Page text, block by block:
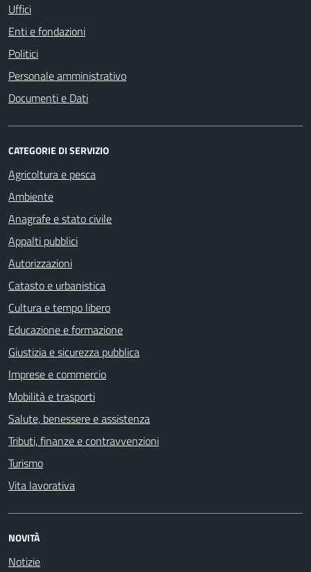
Uffici
Enti e fondazioni
Politici
Personale amministrativo
Documenti e Dati
CATEGORIE DI SERVIZIO
Agricoltura e pesca
Ambiente
Anagrafe e stato civile
Appalti pubblici
Autorizzazioni
Catasto e urbanistica
Cultura e tempo libero
Educazione e formazione
Giustizia e sicurezza pubblica
Imprese e commercio
Mobilità e trasporti
Salute, benessere e assistenza
Tributi, finanze e contravvenzioni
Turismo
Vita lavorativa
NOVITÀ
Notizie